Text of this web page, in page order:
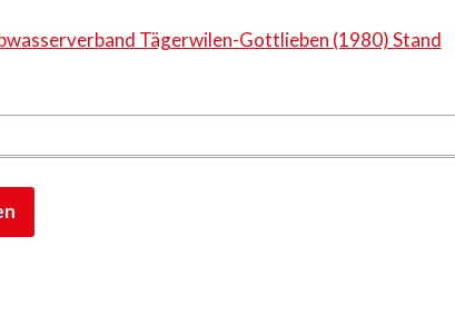
Tägerwilen-Gottlieben (1980) Stand